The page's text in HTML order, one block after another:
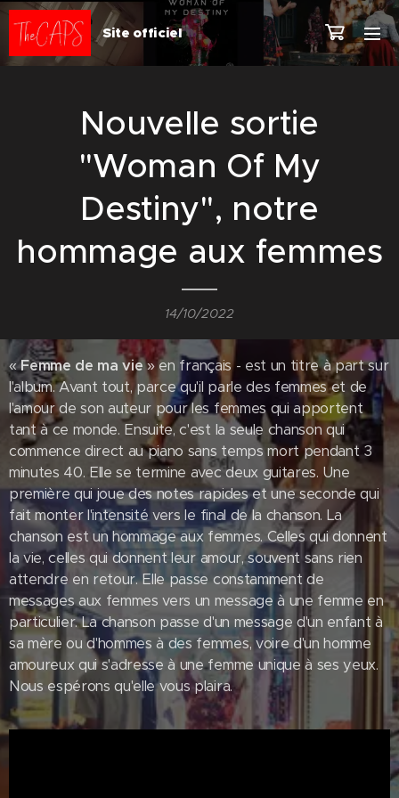
Site officiel
Nouvelle sortie
"Woman Of My
Destiny", notre
hommage aux femmes
14/10/2022
«Femme de ma vie» en français - est un titre à part sur
l'album. Avant tout, parce qu'il parle des femmes et de
l'amour de son auteur pour les femmes qui apportent
tant à ce monde. Ensuite, c'est la seule chanson qui
commence direct au piano sans temps mort pendant 3
minutes 40. Elle se termine avec deux guitares. Une
première qui joue des notes rapides et une seconde qui
fait monter l'intensité vers le final de la chanson. La
chanson est un hommage aux femmes. Celles qui donnent
la vie, celles qui donnent leur amour, souvent sans rien
attendre en retour. Elle passe constamment de
messages aux femmes vers un message à une femme en
particulier. La chanson passe d'un message d'un enfant à
sa mère ou d'hommes à des femmes, voire d'un homme
amoureux qui s'adresse à une femme unique à ses yeux.
Nous espérons qu'elle vous plaira.